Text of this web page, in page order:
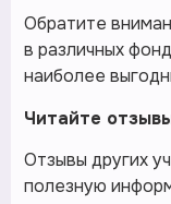
Обратите
в различных
наиболее
Читайте
Отзывы других
полезную